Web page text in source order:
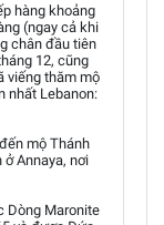
hàng khoảng
(ngay cả khi
chân đầu tiên
12, cũng
viếng thăm mộ
nhất Lebanon:
mộ Thánh
Annaya, nơi
Dòng Maronite